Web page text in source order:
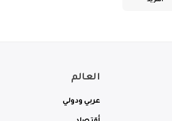
العالم
عربي ودولي